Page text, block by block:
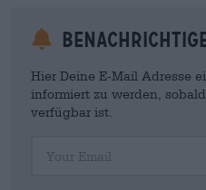
Hier Deine E-Mail Adresse
informiert zu werden,
verfügbar ist.